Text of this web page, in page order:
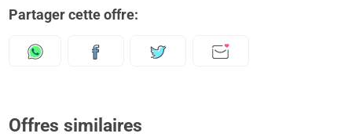
Partager cette offre:
Offres similaires